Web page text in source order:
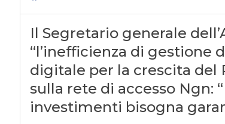
Il Segretario generale
“l’inefficienza di gestione
digitale per la crescita del
sulla rete di accesso Ngn:
investimenti bisogna